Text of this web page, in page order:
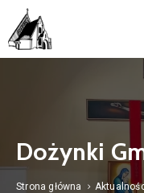
Duszpasterstwo
Dożynki
Strona główna